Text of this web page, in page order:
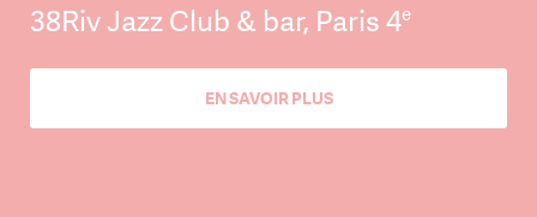
38Riv Jazz Club & bar, Paris 4e
EN SAVOIR PLUS